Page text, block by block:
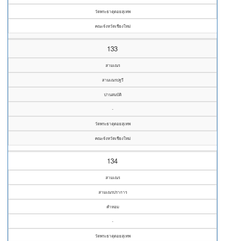
วัดพระธาตุดอยสุเทพ
คณะจังหวัดเชียงใหม่
133
สามเณร
สามเณรปฐวี
ปานสมบัติ
-
วัดพระธาตุดอยสุเทพ
คณะจังหวัดเชียงใหม่
134
สามเณร
สามเณรปราการ
คำหอม
-
วัดพระธาตุดอยสุเทพ